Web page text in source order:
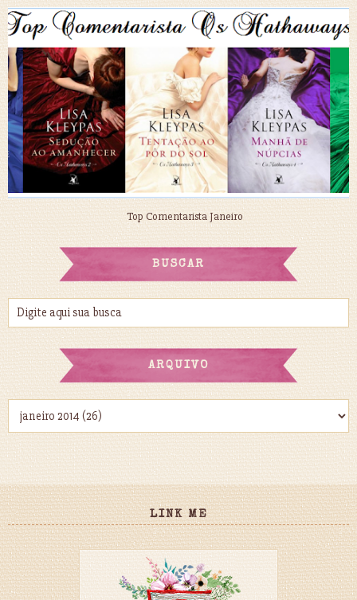
Top Comentarista Janeiro
BUSCAR
ARQUIVO
LINK ME